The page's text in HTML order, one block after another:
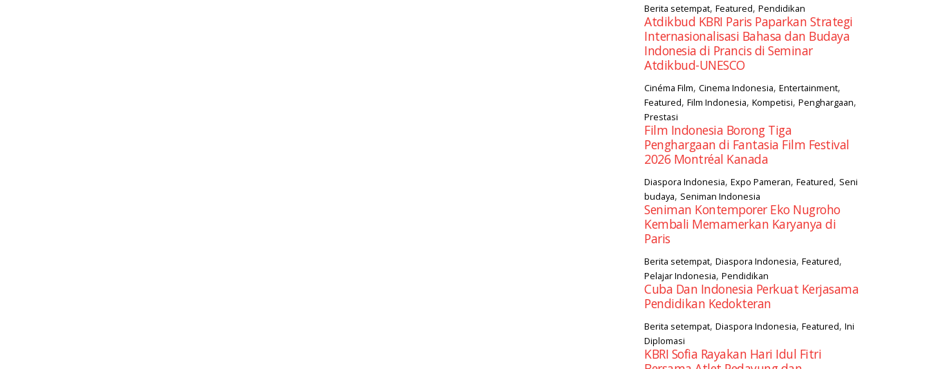
Berita setempat, Featured, Pendidikan
Atdikbud KBRI Paris Paparkan Strategi
Internasionalisasi Bahasa dan Budaya
Indonesia di Prancis di Seminar
Atdikbud-UNESCO
Cinéma Film, Cinema Indonesia, Entertainment,
Featured, Film Indonesia, Kompetisi, Penghargaan,
Prestasi
Film Indonesia Borong Tiga
Penghargaan di Fantasia Film Festival
2026 Montréal Kanada
Diaspora Indonesia, Expo Pameran, Featured, Seni
budaya, Seniman Indonesia
Seniman Kontemporer Eko Nugroho
Kembali Memamerkan Karyanya di
Paris
Berita setempat, Diaspora Indonesia, Featured,
Pelajar Indonesia, Pendidikan
Cuba Dan Indonesia Perkuat Kerjasama
Pendidikan Kedokteran
Berita setempat, Diaspora Indonesia, Featured, Ini
Diplomasi
KBRI Sofia Rayakan Hari Idul Fitri